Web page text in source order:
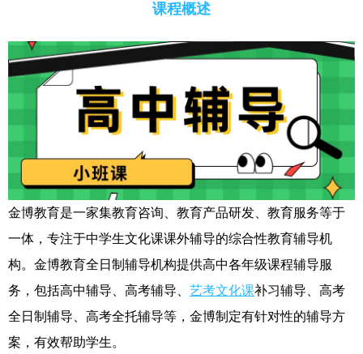
课程概述
金博教育是一家集教育咨询、教育产品研发、教育服务等于
一体，专注于中学生文化课课外辅导的综合性教育辅导机
构。金博教育全日制辅导机构提供高中各年级课程辅导服
务，包括高中辅导、高考辅导、 艺考文化课补习辅导、高考
全日制辅导、高考全托辅导等，金博制定有针对性的辅导方
案，有效帮助学生。